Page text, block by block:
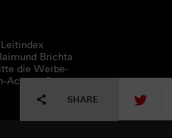
Brichta
die Werbe-
Account?
SHARE tweet